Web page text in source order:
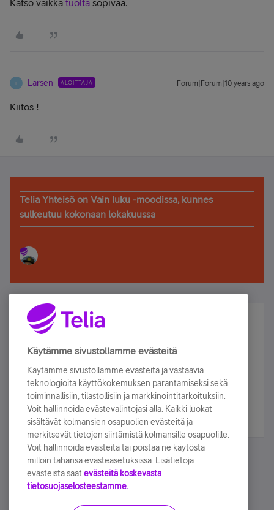
Katso vaikka tuolta sopivaa.
Larsen ALOITTAJA Forum|Forum|10 years ago
Kiitos !
Telia Yhteisö on Vain luku -moodissa, kunnes
sulkeutuu kokonaan lokakuussa
Älä jää paitsi – osallistu ja voita!
Tilaa Telian uutiskirje ja olet mukana arvonnassa.
sähköpostiisi.
Tilaa nyt
Käytämme sivustollamme evästeitä
Käytämme sivustollamme evästeitä ja vastaavia
teknologioita käyttökokemuksen parantamiseksi sekä
toiminnallisiin, tilastollisiin ja markkinointitarkoituksiin.
Voit hallinnoida evästevalintojasi alla. Kaikki luokat
sisältävät kolmansien osapuolien evästeitä ja
merkitsevät tietojen siirtämistä kolmansille osapuolille.
Voit hallinnoida evästeitä tai poistaa ne käytöstä
milloin tahansa evästeasetuksissa. Lisätietoja
evästeistä saat evästeitä koskevasta
tietosuojaselosteestamme.